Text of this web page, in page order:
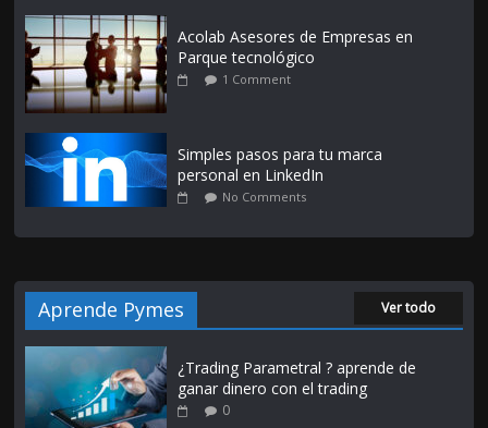
Acolab Asesores de Empresas en
Parque tecnológico
1 Comment
Simples pasos para tu marca
personal en LinkedIn
No Comments
Aprende Pymes Ver todo
¿Trading Parametral ? aprende de
ganar dinero con el trading
0